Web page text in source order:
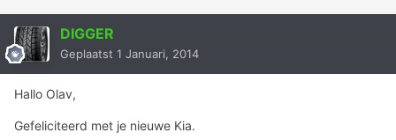
DIGGER
Geplaatst 1 Januari, 2014
Hallo Olav,
Gefeliciteerd met je nieuwe Kia.